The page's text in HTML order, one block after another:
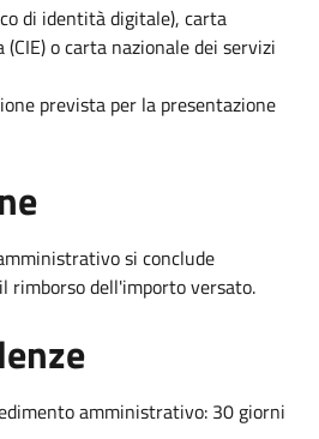
di identità digitale), carta
o carta nazionale dei servizi
prevista per la presentazione
si conclude
rimborso dell'importo versato.
amministrativo: 30 giorni